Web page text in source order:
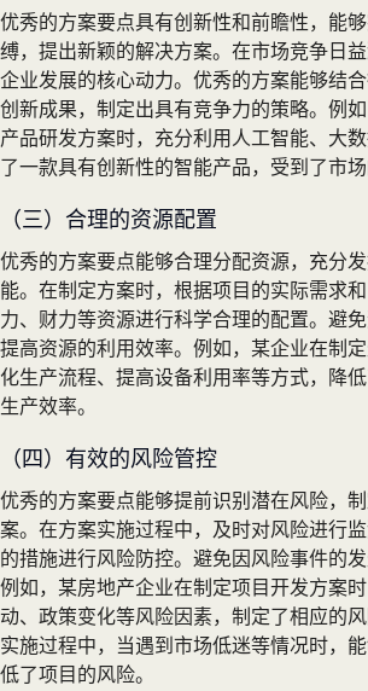
优秀的方案要点具有创新性和前瞻性，能
缚，提出新颖的解决方案。在市场竞争日
企业发展的核心动力。优秀的方案能够结
创新成果，制定出具有竞争力的策略。例
产品研发方案时，充分利用人工智能、大
了一款具有创新性的智能产品，受到了市场
（三）合理的资源配置
优秀的方案要点能够合理分配资源，充分
能。在制定方案时，根据项目的实际需求
力、财力等资源进行科学合理的配置。避免
提高资源的利用效率。例如，某企业在制
化生产流程、提高设备利用率等方式，降
生产效率。
（四）有效的风险管控
优秀的方案要点能够提前识别潜在风险，
案。在方案实施过程中，及时对风险进行
的措施进行风险防控。避免因风险事件的发
例如，某房地产企业在制定项目开发方案
动、政策变化等风险因素，制定了相应的
实施过程中，当遇到市场低迷等情况时，
低了项目的风险。